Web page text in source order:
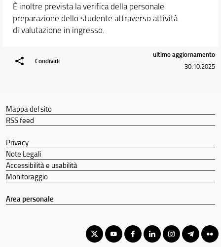
È inoltre prevista la verifica della personale
preparazione dello studente attraverso attività
di valutazione in ingresso.
Condividi
ultimo aggiornamento
30.10.2025
Mappa del sito
RSS feed
Privacy
Note Legali
Accessibilità e usabilità
Monitoraggio
Area personale